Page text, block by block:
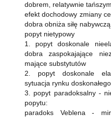
dobrem, relatywnie tańszym
efekt dochodowy zmiany
dobra obniża siłę
popyt nietypowy
1. popyt doskonale
dobra zaspokajające
mające substytutów
2. popyt doskonale
sytuacja rynku doskonałego
3. popyt paradoksalny -
popytu:
paradoks Veblena -